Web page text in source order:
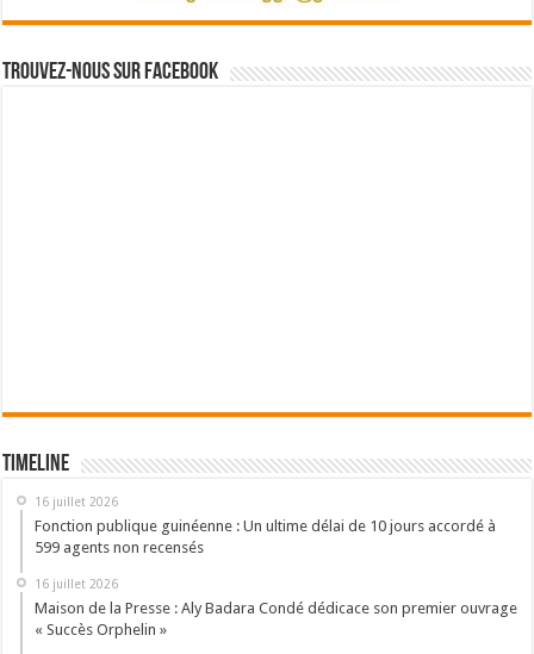
Trouvez-nous sur Facebook
Timeline
16 juillet 2026
Fonction publique guinéenne : Un ultime délai de 10 jours accordé à
599 agents non recensés
16 juillet 2026
Maison de la Presse : Aly Badara Condé dédicace son premier ouvrage
« Succès Orphelin »